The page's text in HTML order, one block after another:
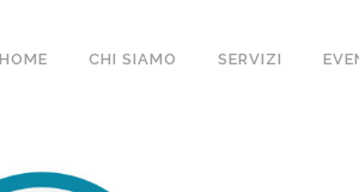
HOME CHI SIAMO SERVIZI
LAVORO,